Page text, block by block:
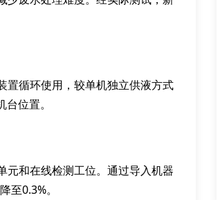
置循环使用，较单机独立供液方式
位置。
元和在线检测工位。通过导入机器
至0.3%。